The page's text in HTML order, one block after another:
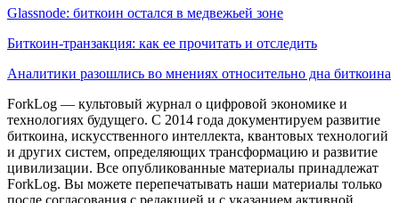
Glassnode: биткоин остался в медвежьей зоне
Биткоин-транзакция: как ее прочитать и отследить
Аналитики разошлись во мнениях относительно дна биткоина
ForkLog — культовый журнал о цифровой экономике и
технологиях будущего. С 2014 года документируем развитие
биткоина, искусственного интеллекта, квантовых технологий
и других систем, определяющих трансформацию и развитие
цивилизации. Все опубликованные материалы принадлежат
ForkLog. Вы можете перепечатывать наши материалы только
после согласования с редакцией и с указанием активной